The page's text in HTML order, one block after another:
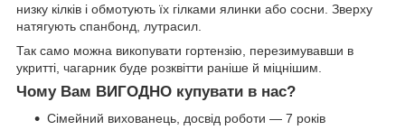
низку кілків і обмотують їх гілками ялинки або сосни. Зверху
натягують спанбонд, лутрасил.
Так само можна викопувати гортензію, перезимувавши в
укритті, чагарник буде розквітти раніше й міцнішим.
Чому Вам ВИГОДНО купувати в нас?
Сімейний вихованець, досвід роботи — 7 років